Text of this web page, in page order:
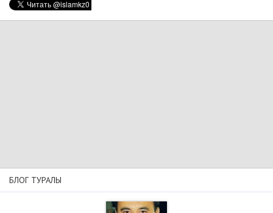
БЛОГ ТУРАЛЫ